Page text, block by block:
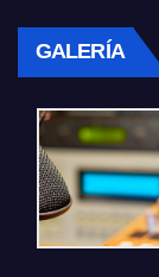
GALERÍA